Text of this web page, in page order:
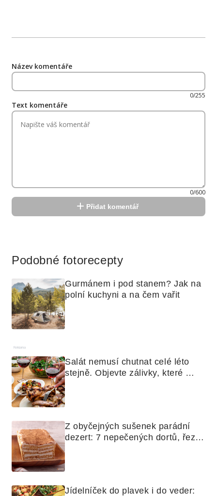
Název komentáře
0/255
Text komentáře
0/600
Přidat komentář
Podobné fotorecepty
Gurmánem i pod stanem? Jak na
polní kuchyni a na čem vařit
Reklama
Salát nemusí chutnat celé léto
stejně. Objevte zálivky, které
Z obyčejných sušenek parádní
dezert: 7 nepečených dortů, řezů
Jídelníček do plavek i do veder: